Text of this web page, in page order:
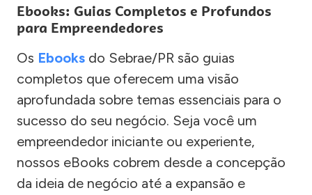
Ebooks: Guias Completos e Profundos
para Empreendedores
Os Ebooks do Sebrae/PR são guias
completos que oferecem uma visão
aprofundada sobre temas essenciais para o
sucesso do seu negócio. Seja você um
empreendedor iniciante ou experiente,
nossos eBooks cobrem desde a concepção
da ideia de negócio até a expansão e